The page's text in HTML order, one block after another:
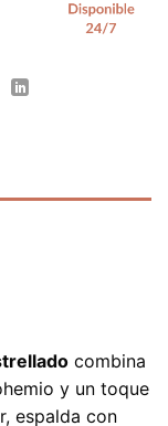
combina
y un toque
espalda con